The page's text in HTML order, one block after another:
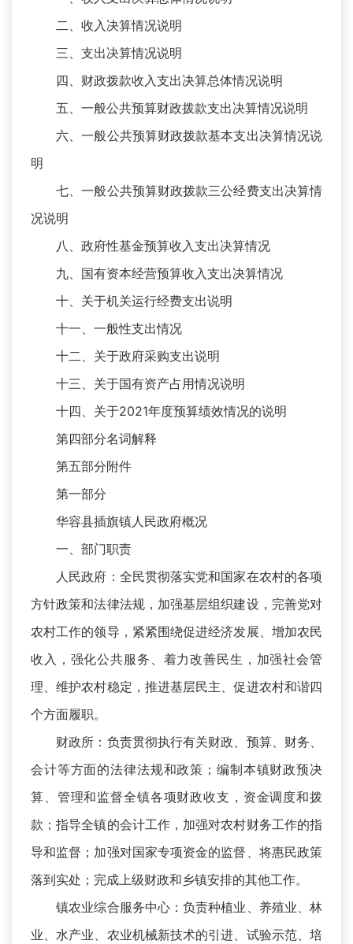
二、收入决算情况说明
三、支出决算情况说明
四、财政拨款收入支出决算总体情况说明
五、一般公共预算财政拨款支出决算情况说明
六、一般公共预算财政拨款基本支出决算情况说
明
七、一般公共预算财政拨款三公经费支出决算情
况说明
八、政府性基金预算收入支出决算情况
九、国有资本经营预算收入支出决算情况
十、关于机关运行经费支出说明
十一、一般性支出情况
十二、关于政府采购支出说明
十三、关于国有资产占用情况说明
十四、关于2021年度预算绩效情况的说明
第四部分名词解释
第五部分附件
第一部分
华容县插旗镇人民政府概况
一、部门职责
人民政府：全民贯彻落实党和国家在农村的各项
方针政策和法律法规，加强基层组织建设，完善党对
农村工作的领导，紧紧围绕促进经济发展、增加农民
收入，强化公共服务、着力改善民生，加强社会管
理、维护农村稳定，推进基层民主、促进农村和谐四
个方面履职。
财政所：负责贯彻执行有关财政、预算、财务、
会计等方面的法律法规和政策；编制本镇财政预决
算、管理和监督全镇各项财政收支，资金调度和拨
款；指导全镇的会计工作，加强对农村财务工作的指
导和监督；加强对国家专项资金的监督、将惠民政策
落到实处；完成上级财政和乡镇安排的其他工作。
镇农业综合服务中心：负责种植业、养殖业、林
业、水产业、农业机械新技术的引进、试验示范、培